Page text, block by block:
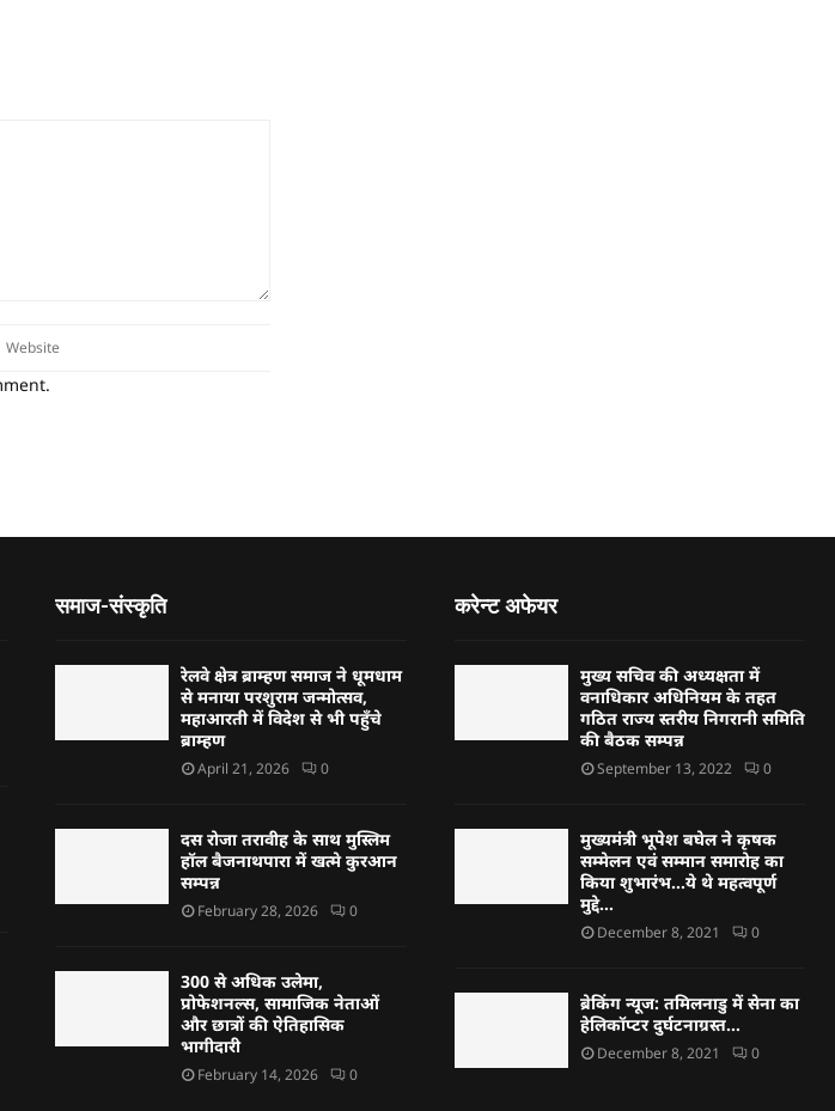
समाज-संस्कृति
रेलवे क्षेत्र ब्राम्हण समाज ने धूमधाम
से मनाया परशुराम जन्मोत्सव,
महाआरती में विदेश से भी पहुँचे
ब्राम्हण
April 21, 2026 0
दस रोजा तरावीह के साथ मुस्लिम
हॉल बैजनाथपारा में खत्मे कुरआन
सम्पन्न
February 28, 2026 0
300 से अधिक उलेमा,
प्रोफेशनल्स, सामाजिक नेताओं
और छात्रों की ऐतिहासिक
भागीदारी
February 14, 2026 0
करेन्ट अफेयर
मुख्य सचिव की अध्यक्षता में
वनाधिकार अधिनियम के तहत
गठित राज्य स्तरीय निगरानी समिति
की बैठक सम्पन्न
September 13, 2022 0
मुख्यमंत्री भूपेश बघेल ने कृषक
सम्मेलन एवं सम्मान समारोह का
किया शुभारंभ…ये थे महत्वपूर्ण
मुद्दे…
December 8, 2021 0
ब्रेकिंग न्यूज: तमिलनाडु में सेना का
हेलिकॉप्टर दुर्घटनाग्रस्त…
December 8, 2021 0